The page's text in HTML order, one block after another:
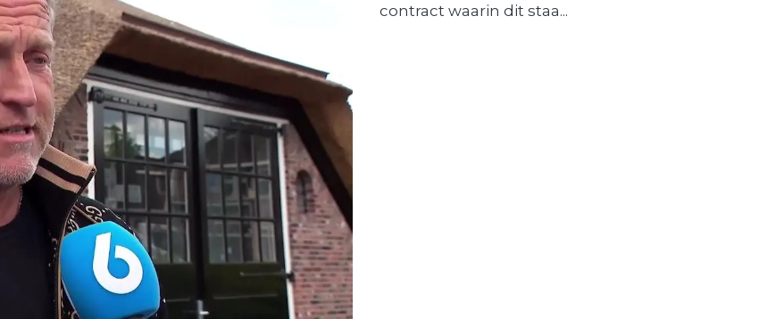
contract waarin dit staa...